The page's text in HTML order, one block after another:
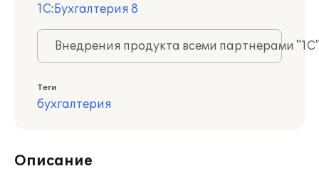
1С:Бухгалтерия 8
Внедрения продукта всеми партнерами
Теги
бухгалтерия
Описание